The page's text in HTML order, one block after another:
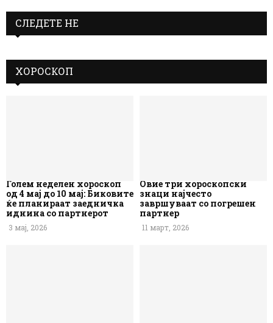
СЛЕДЕТЕ НЕ
ХОРОСКОП
Голем неделен хороскоп
од 4 мај до 10 мај: Биковите
ќе планираат заедничка
иднина со партнерот
3 мај, 2026
Овие три хороскопски
знаци најчесто
завршуваат со погрешен
партнер
11 март, 2026